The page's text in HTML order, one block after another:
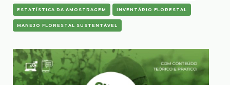
ESTATÍSTICA DA AMOSTRAGEM INVENTÁRIO FLORESTAL
MANEJO FLORESTAL SUSTENTÁVEL